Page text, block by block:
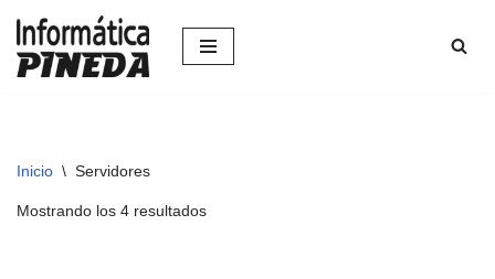
Saltar
Inicio \ Servidores
Mostrando los 4 resultados